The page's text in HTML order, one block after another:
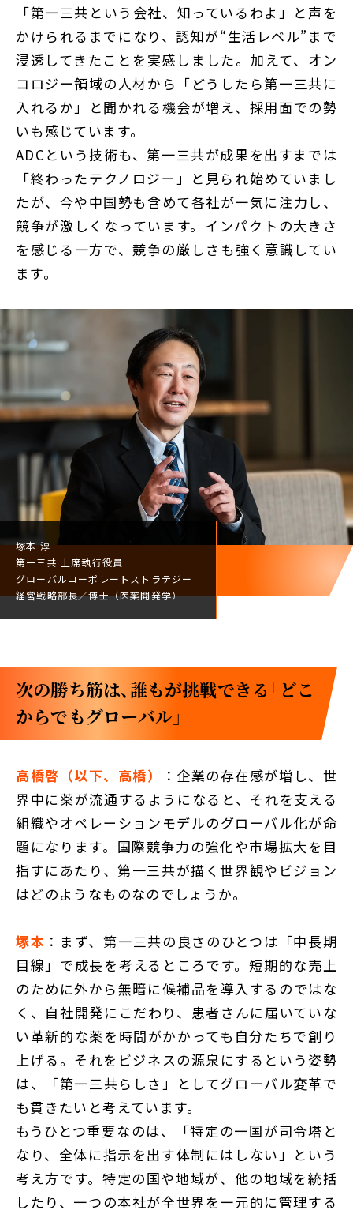
「第一三共という会社、知っているわよ」と声を
かけられるまでになり、認知が“生活レベル”まで
浸透してきたことを実感しました。加えて、オン
コロジー領域の人材から「どうしたら第一三共に
入れるか」と聞かれる機会が増え、採用面での勢
いも感じています。
ADCという技術も、第一三共が成果を出すまでは
「終わったテクノロジー」と見られ始めていまし
たが、今や中国勢も含めて各社が一気に注力し、
競争が激しくなっています。インパクトの大きさ
を感じる一方で、競争の厳しさも強く意識してい
ます。
塚本 淳
第一三共 上席執行役員
グローバルコーポレート ストラテジー
経営戦略部長／博士（医薬開発学）
次の勝ち筋は、誰もが挑戦できる「どこ
からでもグローバル」
高橋啓（以下、高橋）
：企業の存在感が増し、世
界中に薬が流通するようになると、それを支える
組織やオペレーションモデルのグローバル化が命
題になります。国際競争力の強化や市場拡大を目
指すにあたり、第一三共が描く世界観やビジョン
はどのようなものなのでしょうか。
塚本 ：まず、第一三共の良さのひとつは「中長期
目線」で成長を考えるところです。短期的な売上
のために外から無暗に候補品を導入するのではな
く、自社開発にこだわり、患者さんに届いていな
い革新的な薬を時間がかかっても自分たちで創り
上げる。それをビジネスの源泉にするという姿勢
は、「第一三共らしさ」としてグローバル変革で
も貫きたいと考えています。
もうひとつ重要なのは、「特定の一国が司令塔と
なり、全体に指示を出す体制にはしない」という
考え方です。特定の国や地域が、他の地域を統括
したり、一つの本社が全世界を一元的に管理する